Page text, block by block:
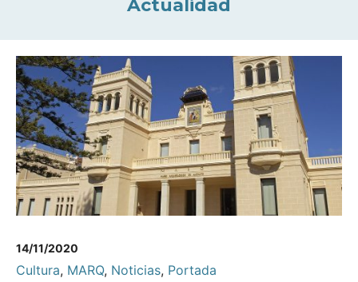
Actualidad
14/11/2020
Cultura, MARQ, Noticias, Portada